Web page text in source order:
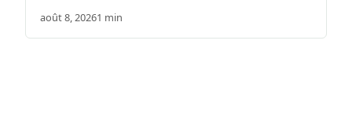
août 8, 20261 min